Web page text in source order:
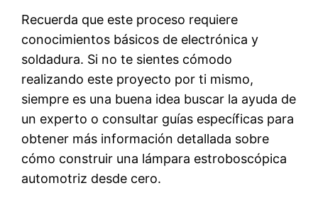
Recuerda que este proceso requiere
conocimientos básicos de electrónica y
soldadura. Si no te sientes cómodo
realizando este proyecto por ti mismo,
siempre es una buena idea buscar la ayuda de
un experto o consultar guías específicas para
obtener más información detallada sobre
cómo construir una lámpara estroboscópica
automotriz desde cero.